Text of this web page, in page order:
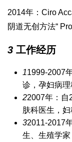
2014年：Ciro
阴道无创方法“
3 工作经历
11999-2007
诊，孕妇病理
22007年：自
肤科医生，妇
32011-2017
生、生殖学家